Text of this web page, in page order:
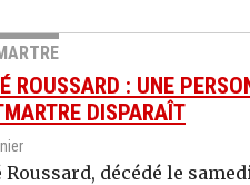
ROUSSARD : UNE
DISPARAÎT
Roussard, décédé le